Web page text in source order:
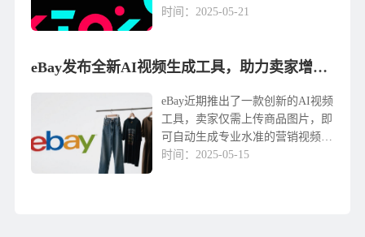
松地加入。先说说这次升级的亮
了解新商家的激励政策，或者看看
时间：2025-05-21
eBay发布全新AI视频生成工具，助力卖家增强商品曝光度
eBay近期推出了一款创新的AI视频
工具，卖家仅需上传商品图片，即
可自动生成专业水准的营销视频，
并可直接分享至TikTok、YouTube
时间：2025-05-15